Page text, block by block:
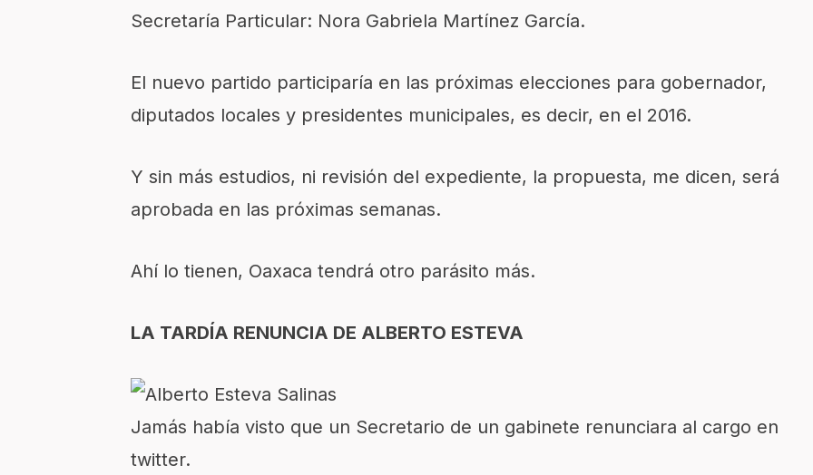
Secretaría Particular: Nora Gabriela Martínez García.
El nuevo partido participaría en las próximas elecciones para gobernador,
diputados locales y presidentes municipales, es decir, en el 2016.
Y sin más estudios, ni revisión del expediente, la propuesta, me dicen, será
aprobada en las próximas semanas.
Ahí lo tienen, Oaxaca tendrá otro parásito más.
LA TARDÍA RENUNCIA DE ALBERTO ESTEVA
Jamás había visto que un Secretario de un gabinete renunciara al cargo en
twitter.